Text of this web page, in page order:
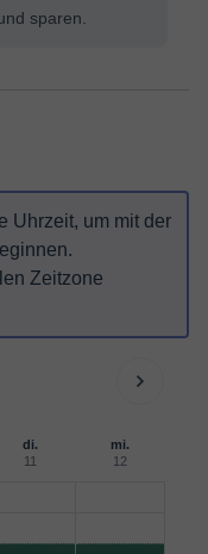
sparen.
Uhrzeit, um mit der
Zeitzone
di.
11
mi.
12